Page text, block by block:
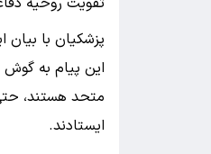
پزشکیان با
این پیام به گوش
متحد هستند،
ایستادند.